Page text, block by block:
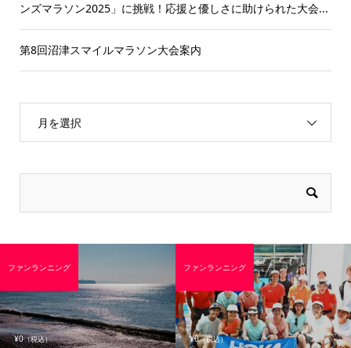
ンズマラソン2025」に挑戦！応援と優しさに助けられた大会...
第8回沼津スマイルマラソン大会案内
月を選択
¥0（税込）
ファンランニング
¥0（税込）
ファンランニング